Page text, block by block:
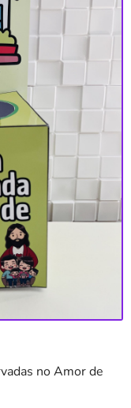
no Amor de